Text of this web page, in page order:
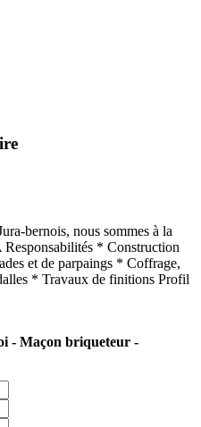
bernois, nous sommes à la
Responsabilités * Construction
et de parpaings * Coffrage,
* Travaux de finitions Profil
- Maçon briqueteur -